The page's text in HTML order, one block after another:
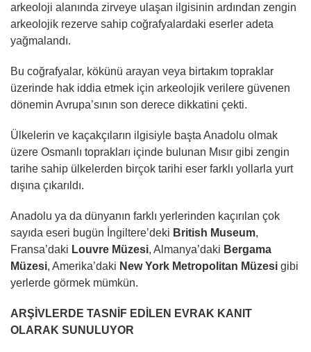
arkeoloji alanında zirveye ulaşan ilgisinin ardından zengin
arkeolojik rezerve sahip coğrafyalardaki eserler adeta
yağmalandı.
Bu coğrafyalar, kökünü arayan veya birtakım topraklar
üzerinde hak iddia etmek için arkeolojik verilere güvenen
dönemin Avrupa’sının son derece dikkatini çekti.
Ülkelerin ve kaçakçıların ilgisiyle başta Anadolu olmak
üzere Osmanlı toprakları içinde bulunan Mısır gibi zengin
tarihe sahip ülkelerden birçok tarihi eser farklı yollarla yurt
dışına çıkarıldı.
Anadolu ya da dünyanın farklı yerlerinden kaçırılan çok
sayıda eseri bugün İngiltere’deki British Museum,
Fransa’daki Louvre Müzesi, Almanya’daki Bergama
Müzesi, Amerika’daki New York Metropolitan Müzesi gibi
yerlerde görmek mümkün.
ARŞİVLERDE TASNİF EDİLEN EVRAK KANIT
OLARAK SUNULUYOR